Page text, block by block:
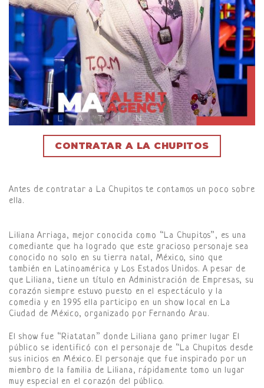
CONTRATAR A LA CHUPITOS
Antes de contratar a La Chupitos te contamos un poco sobre
ella.
Liliana Arriaga, mejor conocida como “La Chupitos”, es una
comediante que ha logrado que este gracioso personaje sea
conocido no solo en su tierra natal, México, sino que
también en Latinoamérica y Los Estados Unidos. A pesar de
que Liliana, tiene un título en Administración de Empresas, su
corazón siempre estuvo puesto en el espectáculo y la
comedia y en 1995 ella participo en un show local en La
Ciudad de México, organizado por Fernando Arau.
El show fue “Riatatan” donde Liliana gano primer lugar El
público se identificó con el personaje de “La Chupitos desde
sus inicios en México. El personaje que fue inspirado por un
miembro de la familia de Liliana, rápidamente tomo un lugar
muy especial en el corazón del público.